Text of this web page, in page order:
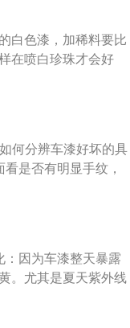
师往往不同。如果使
有严格界定，对底色
流程管理，确保规范
白色漆，加稀料要比
在喷白珍珠才会好
是100个珍珠，150个
果第一遍白漆喷得太
别，要是觉得珍珠
多，因为颗粒在清漆
何分辨车漆好坏的具
是否有明显手纹，
烤。2、查看漆的色
叉观察有无明显色
3、查看漆膜的丰满
混浊，漆色不鲜亮，
像漆面上浮有一层油
：因为车漆整天暴露
。尤其是夏天紫外线
期不洗车：车身很